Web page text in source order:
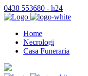
0438 553680 - h24
Home
Necrologi
Casa Funeraria